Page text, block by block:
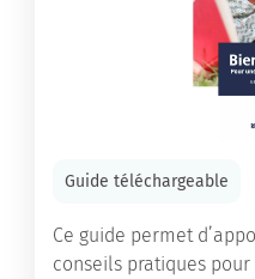
Guide téléchargeable
Ce guide permet
conseils pratiques